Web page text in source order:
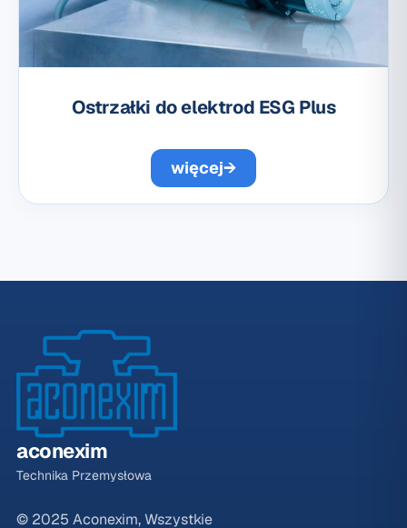
Ostrzałki do elektrod ESG Plus
więcej→
aconexim
Technika Przemysłowa
© 2025 Aconexim, Wszystkie